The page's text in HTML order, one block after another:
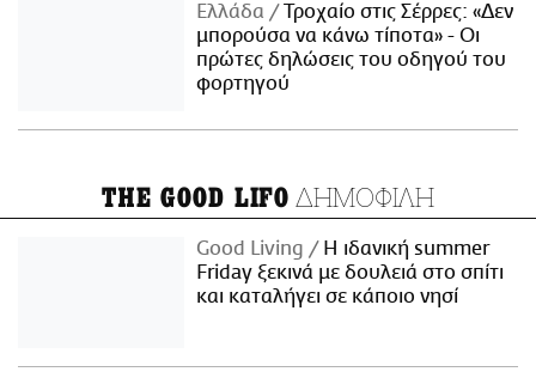
Ελλάδα
Τροχαίο στις Σέρρες: «Δεν
μπορούσα να κάνω τίποτα» - Οι
πρώτες δηλώσεις του οδηγού του
φορτηγού
THE GOOD LIFO ΔΗΜΟΦΙΛΗ
Good Living
Η ιδανική summer
Friday ξεκινά με δουλειά στο σπίτι
και καταλήγει σε κάποιο νησί